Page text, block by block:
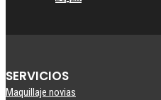
SERVICIOS
Maquillaje novias